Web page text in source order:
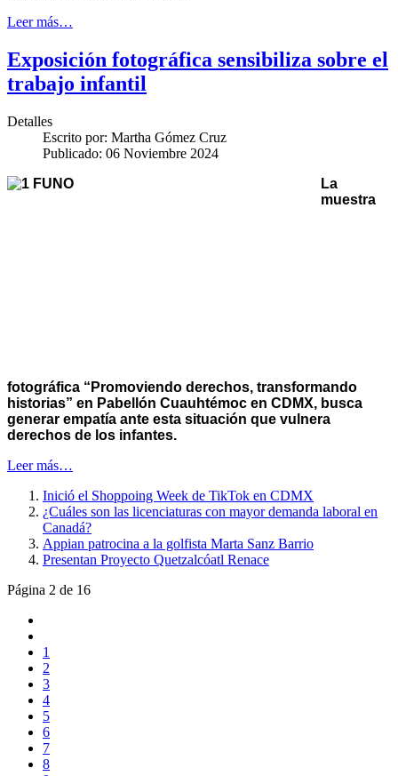
Leer más…
Exposición fotográfica sensibiliza sobre el
trabajo infantil
Detalles
Escrito por: Martha Gómez Cruz
Publicado: 06 Noviembre 2024
La
muestra
fotográfica “Promoviendo derechos, transformando
historias” en Pabellón Cuauhtémoc en CDMX, busca
generar empatía ante esta situación que vulnera
derechos de los infantes.
Leer más…
Inició el Shoppoing Week de TikTok en CDMX
¿Cuáles son las licenciaturas con mayor demanda laboral en
Canadá?
Appian patrocina a la golfista Marta Sanz Barrio
Presentan Proyecto Quetzalcóatl Renace
Página 2 de 16
1
2
3
4
5
6
7
8